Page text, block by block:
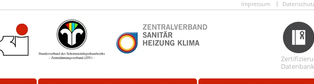
Impressum